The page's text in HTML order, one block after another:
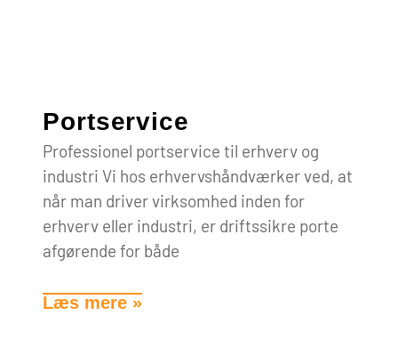
Portservice
Professionel portservice til erhverv og
industri Vi hos erhvervshåndværker ved, at
når man driver virksomhed inden for
erhverv eller industri, er driftssikre porte
afgørende for både
Læs mere »